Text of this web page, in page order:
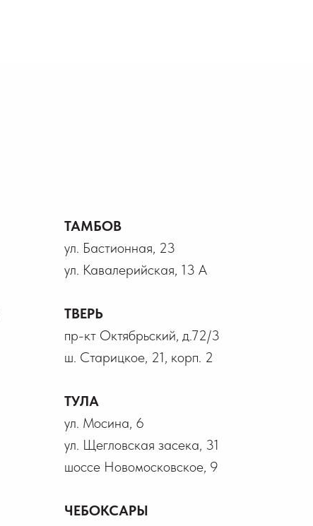
ТАМБОВ
ул. Бастионная, 23
ул. Кавалерийская, 13 А
ТВЕРЬ
пр-кт Октябрьский, д.72/3
ш. Старицкое, 21, корп. 2
ТУЛА
ул. Мосина, 6
ул. Щегловская засека, 31
шоссе Новомосковское, 9
ЧЕБОКСАРЫ